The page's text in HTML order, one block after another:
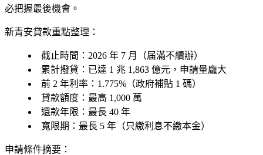
必把握最後機會。
新青安貸款重點整理：
截止時間 ：2026 年 7 月（届滿不續辦）
累計撥貸 ：已達 1 兆 1,863 億元 ，申請量龐大
前 2 年利率 ：1.775%（政府補貼 1 碼）
貸款額度 ：最高 1,000 萬
還款年限 ：最長 40 年
寬限期 ：最長 5 年（只繳利息不繳本金）
申請條件摘要：